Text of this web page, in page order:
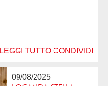
LEGGI TUTTO CONDIVIDI
09/08/2025